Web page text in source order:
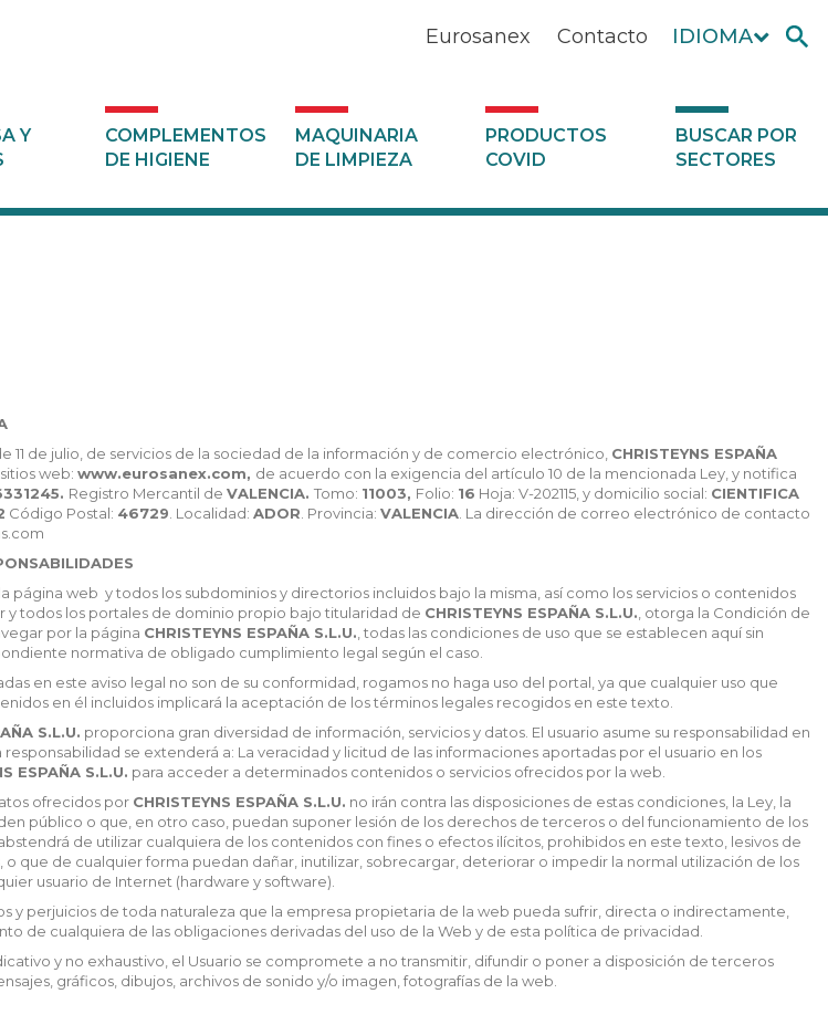
IDIOMA
Contacto
Eurosanex
Y
COMPLEMENTOS
DE HIGIENE
MAQUINARIA
DE LIMPIEZA
PRODUCTOS
COVID
BUSCAR POR
SECTORES
11 de julio, de servicios de la sociedad de la información y de comercio electrónico, CHRISTEYNS ESPAÑA
web: www.eurosanex.com, de acuerdo con la exigencia del artículo 10 de la mencionada Ley, y notifica
Registro Mercantil de VALENCIA. Tomo: 11003, Folio: 16 Hoja: V-202115, y domicilio social: CIENTIFICA
Código Postal: 46729 . Localidad: ADOR . Provincia: VALENCIA. La dirección de correo electrónico de contacto
página web y todos los subdominios y directorios incluidos bajo la misma, así como los servicios o contenidos
y todos los portales de dominio propio bajo titularidad de CHRISTEYNS ESPAÑA S.L.U. , otorga la Condición de
por la página CHRISTEYNS ESPAÑA S.L.U. , todas las condiciones de uso que se establecen aquí sin
normativa de obligado cumplimiento legal según el caso.
en este aviso legal no son de su conformidad, rogamos no haga uso del portal, ya que cualquier uso que
en él incluidos implicará la aceptación de los términos legales recogidos en este texto.
S.L.U. proporciona gran diversidad de información, servicios y datos. El usuario asume su responsabilidad en
se extenderá a: La veracidad y licitud de las informaciones aportadas por el usuario en los
ESPAÑA S.L.U. para acceder a determinados contenidos o servicios ofrecidos por la web.
ofrecidos por CHRISTEYNS ESPAÑA S.L.U. no irán contra las disposiciones de estas condiciones, la Ley, la
público o que, en otro caso, puedan suponer lesión de los derechos de terceros o del funcionamiento de los
de utilizar cualquiera de los contenidos con fines o efectos ilícitos, prohibidos en este texto, lesivos de
que de cualquier forma puedan dañar, inutilizar, sobrecargar, deteriorar o impedir la normal utilización de los
usuario de Internet (hardware y software).
y perjuicios de toda naturaleza que la empresa propietaria de la web pueda sufrir, directa o indirectamente,
de cualquiera de las obligaciones derivadas del uso de la Web y de esta política de privacidad.
y no exhaustivo, el Usuario se compromete a no transmitir, difundir o poner a disposición de terceros
gráficos, dibujos, archivos de sonido y/o imagen, fotografías de la web.